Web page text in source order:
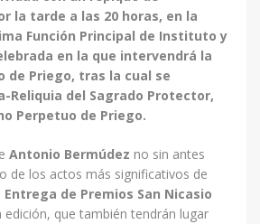
la tarde a las 20 horas, en la
Función Principal de Instituto y
en la que intervendrá la
de Priego, tras la cual se
Reliquia del Sagrado Protector,
Perpetuo de Priego.
Antonio Bermúdez no sin antes
de los actos más significativos de
Entrega de Premios San Nicasio
edición, que también tendrán lugar